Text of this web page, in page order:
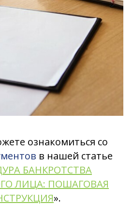
ознакомиться со
в нашей статье
БАНКРОТСТВА
ЛИЦА: ПОШАГОВАЯ
».